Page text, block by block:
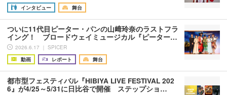
インタビュー 舞台
ついに11代目ピーター・パンの山﨑玲奈のラストフラ
イング！ ブロードウェイミュージカル『ピーター…
2026.6.17 ｜ SPICER
動画
レポート 舞台
都市型フェスティバル『HIBIYA LIVE FESTIVAL 202
6』が4/25～5/31に日比谷で開催 ステップショ…